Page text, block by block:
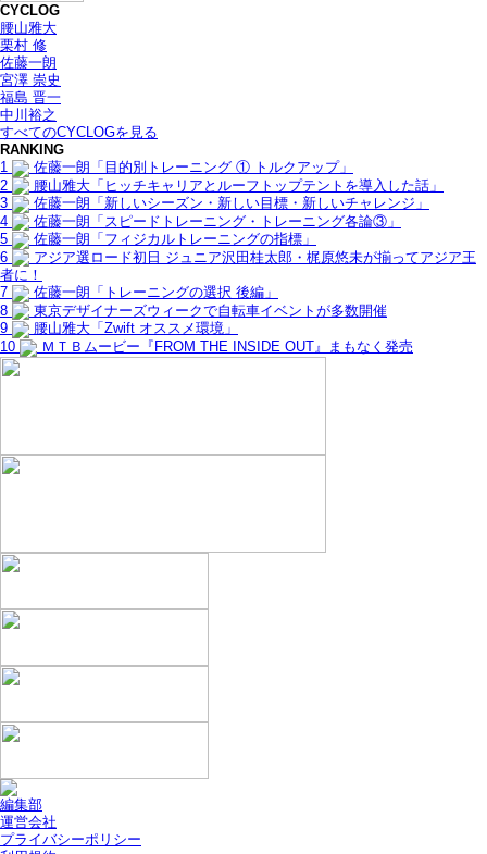
CYCLOG
腰山雅大
栗村 修
佐藤一朗
宮澤 崇史
福島 晋一
中川裕之
すべてのCYCLOGを見る
RANKING
1
佐藤一朗「目的別トレーニング ① トルクアップ」
2
腰山雅大「ヒッチキャリアとルーフトップテントを導入した話」
3
佐藤一朗「新しいシーズン・新しい目標・新しいチャレンジ」
4
佐藤一朗「スピードトレーニング・トレーニング各論③」
5
佐藤一朗「フィジカルトレーニングの指標」
6
アジア選ロード初日 ジュニア沢田桂太郎・梶原悠未が揃ってアジア王
者に！
7
佐藤一朗「トレーニングの選択 後編」
8
東京デザイナーズウィークで自転車イベントが多数開催
9
腰山雅大「Zwift オススメ環境」
10
ＭＴＢムービー『FROM THE INSIDE OUT』まもなく発売
編集部
運営会社
プライバシーポリシー